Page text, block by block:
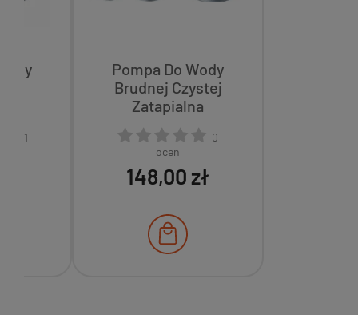
41
Pompa Do Wody
Brudnej Czystej
Zatapialna
Zanurzeniowa Sitko
1600W 1' Cal Mp0701
0
ocen
148,00 zł